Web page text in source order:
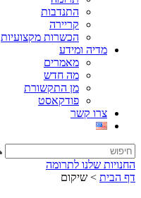
התנדבות
קריירה
הכשרות מקצועיות
מדיה ומידע
מאמרים
מה חדש
מן התקשורת
פודקאסט
צרו קשר
החנויות שלנו לתרומה
דף הבית > שיקום